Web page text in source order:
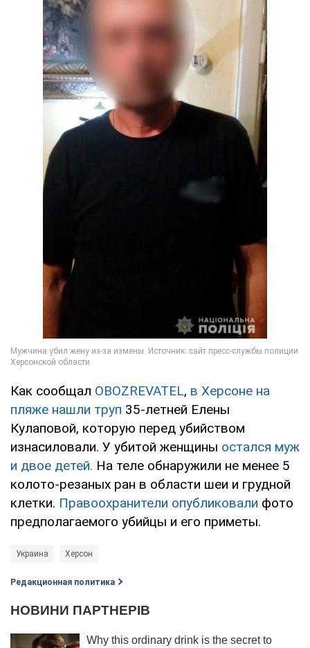
Как сообщал OBOZREVATEL, в Херсоне на
пляже нашли труп 35-летней Елены
Кулаповой, которую перед убийством
изнасиловали. У убитой женщины остался муж
и двое детей. На теле обнаружили не менее 5
колото-резаных ран в области шеи и грудной
клетки. Правоохранители опубликовали фото
предполагаемого убийцы и его приметы.
Украина Херсон
Редакционная политика